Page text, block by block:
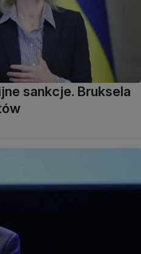
sankcje. Bruksela